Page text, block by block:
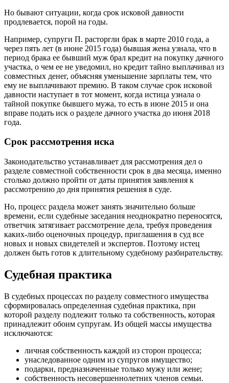
Но бывают ситуации, когда срок исковой давности
продлевается, порой на годы.
Например, супруги П. расторгли брак в марте 2010 года, а
через пять лет (в июне 2015 года) бывшая жена узнала, что в
период брака ее бывший муж брал кредит на покупку дачного
участка, о чем ее не уведомил, но кредит тайно выплачивал из
совместных денег, объясняя уменьшение зарплаты тем, что
ему не выплачивают премию. В таком случае срок исковой
давности наступает в тот момент, когда истица узнала о
тайной покупке бывшего мужа, то есть в июне 2015 и она
вправе подать иск о разделе дачного участка до июня 2018
года.
Срок рассмотрения иска
Законодательство устанавливает для рассмотрения дел о
разделе совместной собственности срок в два месяца, именно
столько должно пройти от даты принятия заявления к
рассмотрению до дня принятия решения в суде.
Но, процесс раздела может занять значительно больше
времени, если судебные заседания неоднократно переносятся,
ответчик затягивает рассмотрение дела, требуя проведения
каких-либо оценочных процедур, приглашения в суд все
новых и новых свидетелей и экспертов. Поэтому истец
должен быть готов к длительному судебному разбирательству.
Судебная практика
В судебных процессах по разделу совместного имущества
сформировалась определенная судебная практика, при
которой разделу подлежит только та собственность, которая
принадлежит обоим супругам. Из общей массы имущества
исключаются:
личная собственность каждой из сторон процесса;
унаследованное одним из супругов имущество;
подарки, предназначенные только мужу или жене;
собственность несовершеннолетних членов семьи.